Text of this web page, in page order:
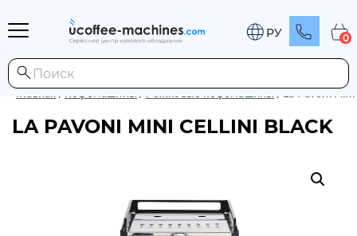
РУ 0
Главная / Кофемашины / Рожковые кофемашины / La Pavoni
LA PAVONI MINI CELLINI BLACK